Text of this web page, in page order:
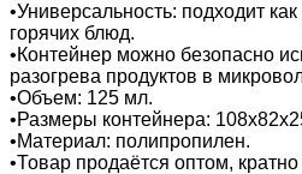
•Универсальность: подходит
горячих блюд.
•Контейнер можно безопасно
разогрева продуктов в
•Объем: 125 мл.
•Размеры контейнера:
•Материал: полипропилен.
•Товар продаётся оптом,